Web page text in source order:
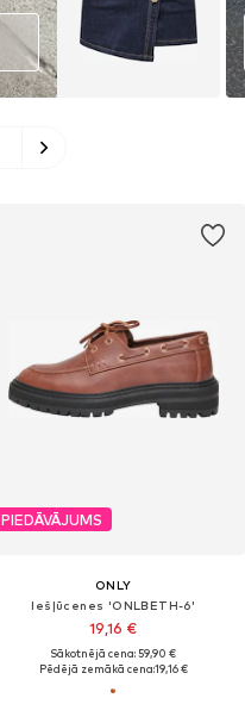
PIEDĀVĀJUMS
ONLY
Iešļūcenes 'ONLBETH-6'
19,16 €
Sākotnējā cena: 59,90 €
Pēdējā zemākā cena:19,16 €